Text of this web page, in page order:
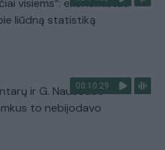
visiems“: ekonomistas
liūdną statistiką
00:10:29
ir G. Nausėdos
to nebijodavo